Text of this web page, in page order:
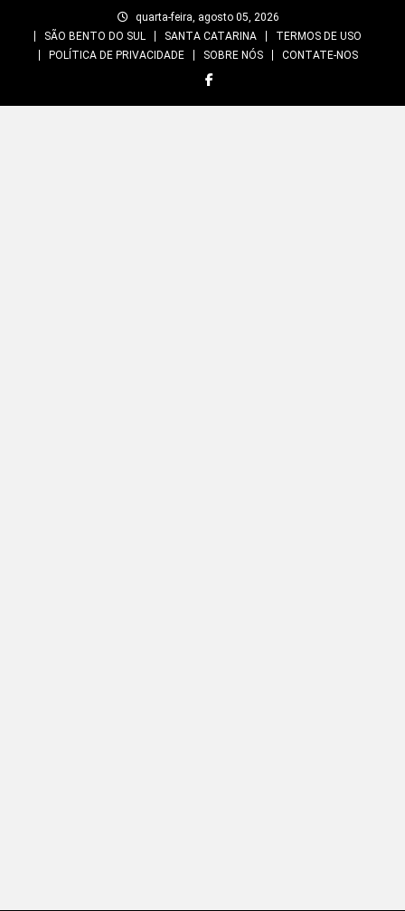
quarta-feira, agosto 05, 2026
SÃO BENTO DO SUL
SANTA CATARINA
TERMOS DE USO
POLÍTICA DE PRIVACIDADE
SOBRE NÓS CONTATE-NOS